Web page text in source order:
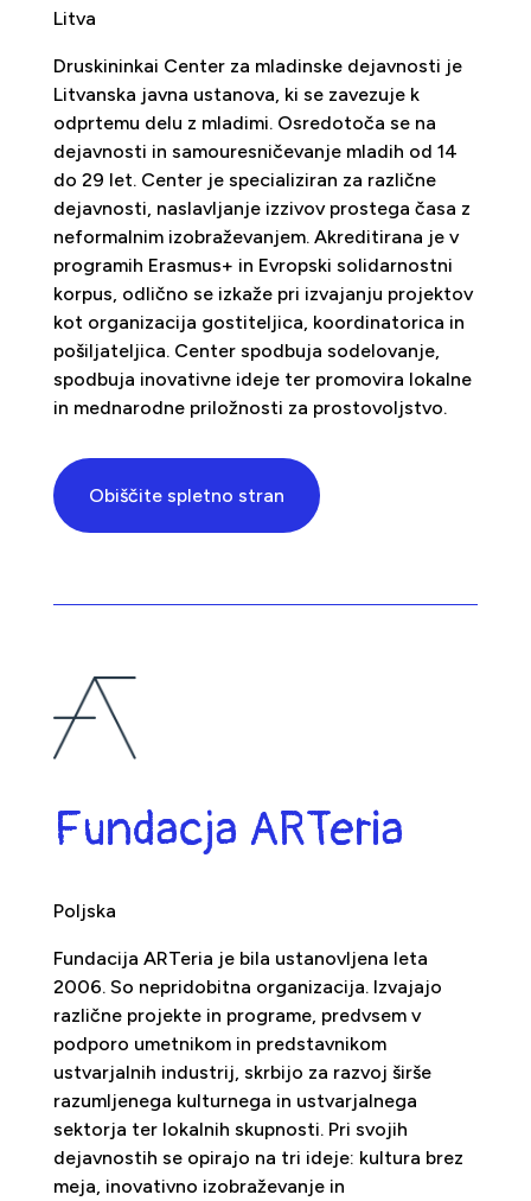
Litva
Druskininkai Center za mladinske dejavnosti je
Litvanska javna ustanova, ki se zavezuje k
odprtemu delu z mladimi. Osredotoča se na
dejavnosti in samouresničevanje mladih od 14
do 29 let. Center je specializiran za različne
dejavnosti, naslavljanje izzivov prostega časa z
neformalnim izobraževanjem. Akreditirana je v
programih Erasmus+ in Evropski solidarnostni
korpus, odlično se izkaže pri izvajanju projektov
kot organizacija gostiteljica, koordinatorica in
pošiljateljica. Center spodbuja sodelovanje,
spodbuja inovativne ideje ter promovira lokalne
in mednarodne priložnosti za prostovoljstvo.
Obiščite spletno stran
Fundacja ARTeria
Poljska
Fundacija ARTeria je bila ustanovljena leta
2006. So nepridobitna organizacija. Izvajajo
različne projekte in programe, predvsem v
podporo umetnikom in predstavnikom
ustvarjalnih industrij, skrbijo za razvoj širše
razumljenega kulturnega in ustvarjalnega
sektorja ter lokalnih skupnosti. Pri svojih
dejavnostih se opirajo na tri ideje: kultura brez
meja, inovativno izobraževanje in